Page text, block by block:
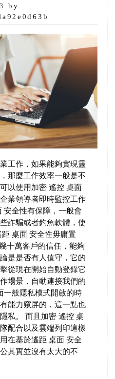
by
工作，如果能夠實現靈
那麼工作效率一般是不
以使用加密 遙控 桌面
業領導者即時監控工作
安全性有保障，一般會
詐騙或者釣魚軟體，使
桌面 安全性毋庸置
十萬客戶的信任，能夠
是是否有人值守，它的
從現在開始自動登錄它
場景，自動連接我們的
一般隱私模式開啟的時
能力窺屏的，這一點也
私。 而且加密 遙控 桌
配合以及雲端列印這樣
在基於遙距 桌面 安全
其實並沒有太大的不